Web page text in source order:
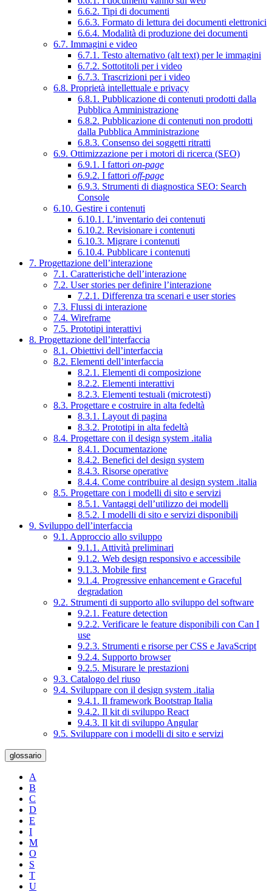
6.6.2. Tipi di documenti
6.6.3. Formato di lettura dei documenti elettronici
6.6.4. Modalità di produzione dei documenti
6.7. Immagini e video
6.7.1. Testo alternativo (alt text) per le immagini
6.7.2. Sottotitoli per i video
6.7.3. Trascrizioni per i video
6.8. Proprietà intellettuale e privacy
6.8.1. Pubblicazione di contenuti prodotti dalla
Pubblica Amministrazione
6.8.2. Pubblicazione di contenuti non prodotti
dalla Pubblica Amministrazione
6.8.3. Consenso dei soggetti ritratti
6.9. Ottimizzazione per i motori di ricerca (SEO)
6.9.1. I fattori on-page
6.9.2. I fattori off-page
6.9.3. Strumenti di diagnostica SEO: Search
Console
6.10. Gestire i contenuti
6.10.1. L’inventario dei contenuti
6.10.2. Revisionare i contenuti
6.10.3. Migrare i contenuti
6.10.4. Pubblicare i contenuti
7. Progettazione dell’interazione
7.1. Caratteristiche dell’interazione
7.2. User stories per definire l’interazione
7.2.1. Differenza tra scenari e user stories
7.3. Flussi di interazione
7.4. Wireframe
7.5. Prototipi interattivi
8. Progettazione dell’interfaccia
8.1. Obiettivi dell’interfaccia
8.2. Elementi dell’interfaccia
8.2.1. Elementi di composizione
8.2.2. Elementi interattivi
8.2.3. Elementi testuali (microtesti)
8.3. Progettare e costruire in alta fedeltà
8.3.1. Layout di pagina
8.3.2. Prototipi in alta fedeltà
8.4. Progettare con il design system .italia
8.4.1. Documentazione
8.4.2. Benefici del design system
8.4.3. Risorse operative
8.4.4. Come contribuire al design system .italia
8.5. Progettare con i modelli di sito e servizi
8.5.1. Vantaggi dell’utilizzo dei modelli
8.5.2. I modelli di sito e servizi disponibili
9. Sviluppo dell’interfaccia
9.1. Approccio allo sviluppo
9.1.1. Attività preliminari
9.1.2. Web design responsivo e accessibile
9.1.3. Mobile first
9.1.4. Progressive enhancement e Graceful
degradation
9.2. Strumenti di supporto allo sviluppo del software
9.2.1. Feature detection
9.2.2. Verificare le feature disponibili con Can I
use
9.2.3. Strumenti e risorse per CSS e JavaScript
9.2.4. Supporto browser
9.2.5. Misurare le prestazioni
9.3. Catalogo del riuso
9.4. Sviluppare con il design system .italia
9.4.1. Il framework Bootstrap Italia
9.4.2. Il kit di sviluppo React
9.4.3. Il kit di sviluppo Angular
9.5. Sviluppare con i modelli di sito e servizi
glossario
A
B
C
D
E
I
M
O
S
T
U